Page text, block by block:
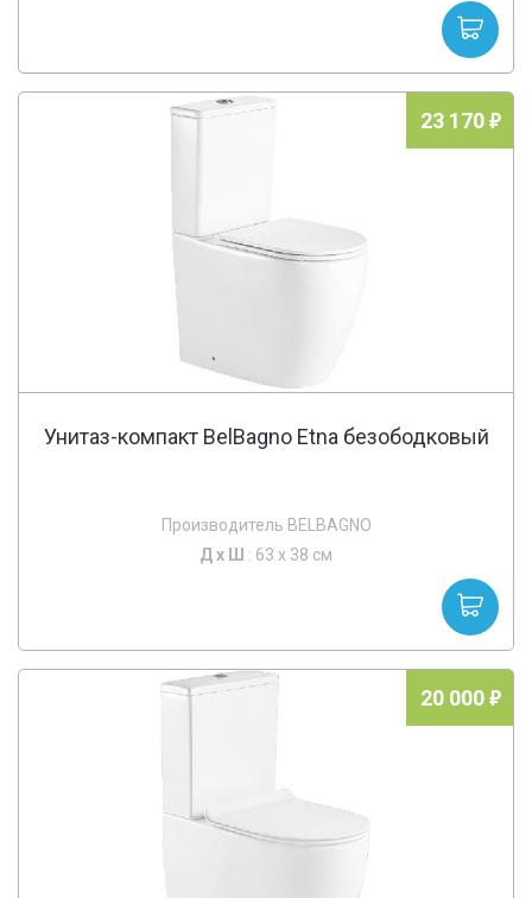
23 170
Унитаз-компакт BelBagno Etna безободковый
Производитель BELBAGNO
Д х Ш : 63 x 38 см
20 000